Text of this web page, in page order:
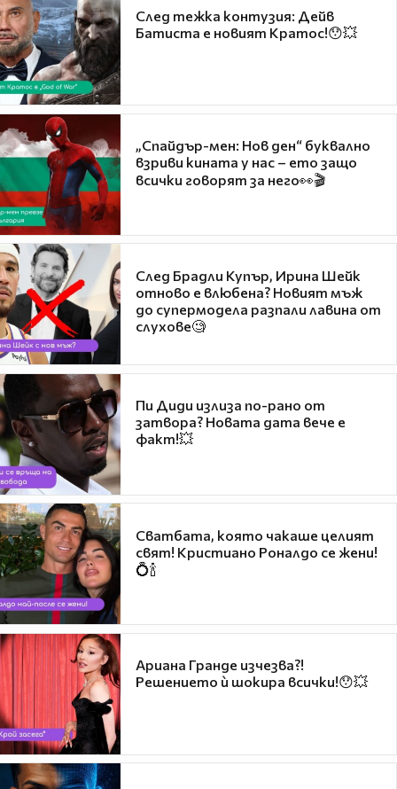
След тежка контузия: Дейв
Батиста е новият Кратос!😯💥
„Спайдър-мен: Нов ден“ буквално
взриви кината у нас – ето защо
всички говорят за него👀🎬
След Брадли Купър, Ирина Шейк
отново е влюбена? Новият мъж
до супермодела разпали лавина от
слухове🧐
Пи Диди излиза по-рано от
затвора? Новата дата вече е
факт!💥
Сватбата, която чакаше целият
свят! Кристиано Роналдо се жени!
💍🍾
Ариана Гранде изчезва?!
Решението ѝ шокира всички!😯💥